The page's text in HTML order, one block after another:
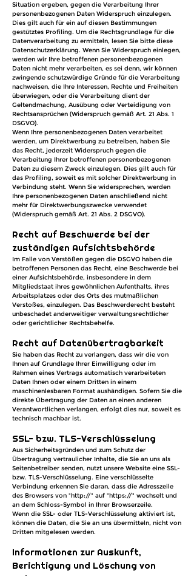
Situation ergeben, gegen die Verarbeitung Ihrer
personenbezogenen Daten Widerspruch einzulegen.
Dies gilt auch für ein auf diesen Bestimmungen
gestütztes Profiling. Um die Rechtsgrundlage für die
Datenverarbeitung zu ermitteln, lesen Sie bitte diese
Datenschutzerklärung. Wenn Sie Widerspruch einlegen,
werden wir Ihre betroffenen personenbezogenen
Daten nicht mehr verarbeiten, es sei denn, wir können
zwingende schutzwürdige Gründe für die Verarbeitung
nachweisen, die Ihre Interessen, Rechte und Freiheiten
überwiegen, oder die Verarbeitung dient der
Geltendmachung, Ausübung oder Verteidigung von
Rechtsansprüchen (Widerspruch gemäß Art. 21 Abs. 1
DSGVO).
Wenn Ihre personenbezogenen Daten verarbeitet
werden, um Direktwerbung zu betreiben, haben Sie
das Recht, jederzeit Widerspruch gegen die
Verarbeitung Ihrer betroffenen personenbezogenen
Daten zu diesem Zweck einzulegen. Dies gilt auch für
das Profiling, soweit es mit solcher Direktwerbung in
Verbindung steht. Wenn Sie widersprechen, werden
Ihre personenbezogenen Daten anschließend nicht
mehr für Direktwerbungszwecke verwendet
(Widerspruch gemäß Art. 21 Abs. 2 DSGVO).
Recht auf Beschwerde bei der
zuständigen Aufsichtsbehörde
Im Falle von Verstößen gegen die DSGVO haben die
betroffenen Personen das Recht, eine Beschwerde bei
einer Aufsichtsbehörde, insbesondere in dem
Mitgliedstaat ihres gewöhnlichen Aufenthalts, ihres
Arbeitsplatzes oder des Orts des mutmaßlichen
Verstoßes, einzulegen. Das Beschwerderecht besteht
unbeschadet anderweitiger verwaltungsrechtlicher
oder gerichtlicher Rechtsbehelfe.
Recht auf Datenübertragbarkeit
Sie haben das Recht zu verlangen, dass wir die von
Ihnen auf Grundlage Ihrer Einwilligung oder im
Rahmen eines Vertrags automatisch verarbeiteten
Daten Ihnen oder einem Dritten in einem
maschinenlesbaren Format aushändigen. Sofern Sie die
direkte Übertragung der Daten an einen anderen
Verantwortlichen verlangen, erfolgt dies nur, soweit es
technisch machbar ist.
SSL- bzw. TLS-Verschlüsselung
Aus Sicherheitsgründen und zum Schutz der
Übertragung vertraulicher Inhalte, die Sie an uns als
Seitenbetreiber senden, nutzt unsere Website eine SSL-
bzw. TLS-Verschlüsselung. Eine verschlüsselte
Verbindung erkennen Sie daran, dass die Adresszeile
des Browsers von "http://" auf "https://" wechselt und
an dem Schloss-Symbol in Ihrer Browserzeile.
Wenn die SSL- oder TLS-Verschlüsselung aktiviert ist,
können die Daten, die Sie an uns übermitteln, nicht von
Dritten mitgelesen werden.
Informationen zur Auskunft,
Berichtigung und Löschung von